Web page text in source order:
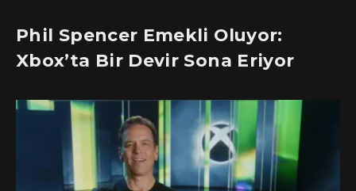
Phil Spencer Emekli Oluyor:
Xbox’ta Bir Devir Sona Eriyor